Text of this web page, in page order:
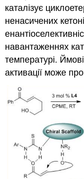
каталізує
ненасичених
навантаженнях
температурі.
активації може